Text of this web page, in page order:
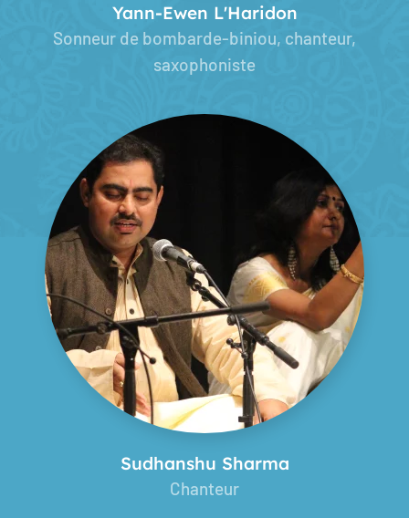
Yann-Ewen L'Haridon
Sonneur de bombarde-biniou, chanteur,
saxophoniste
Sudhanshu Sharma
Chanteur